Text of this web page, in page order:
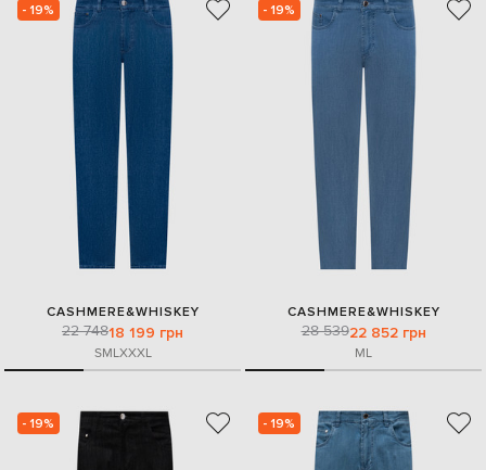
- 19%
CASHMERE&WHISKEY
22 74818 199 грн
SMLXXXL
- 19%
CASHMERE&WHISKEY
28 53922 852 грн
ML
- 19% - 19%